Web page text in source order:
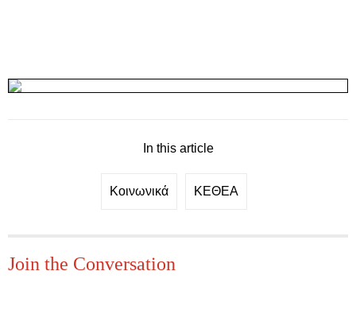
In this article
Κοινωνικά ΚΕΘΕΑ
Join the Conversation